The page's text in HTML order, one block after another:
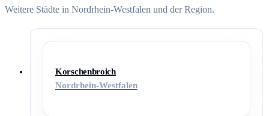
Weitere Städte in Nordrhein-Westfalen und der Region.
Korschenbroich
Nordrhein-Westfalen